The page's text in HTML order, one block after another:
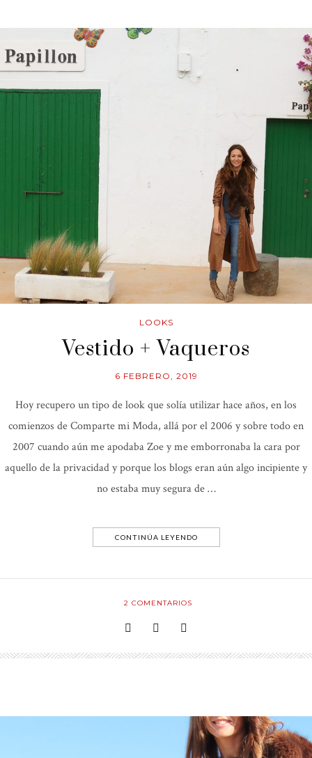
LOOKS
Vestido + Vaqueros
6 FEBRERO, 2019
Hoy recupero un tipo de look que solía utilizar hace años, en los
comienzos de Comparte mi Moda, allá por el 2006 y sobre todo en
2007 cuando aún me apodaba Zoe y me emborronaba la cara por
aquello de la privacidad y porque los blogs eran aún algo incipiente y
no estaba muy segura de …
CONTINÚA LEYENDO
2 COMENTARIOS